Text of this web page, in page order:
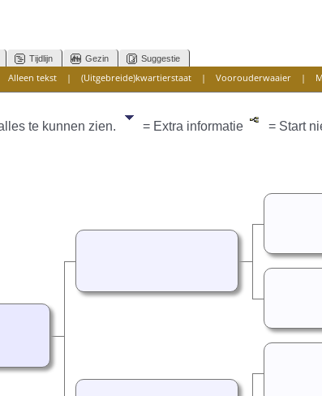
Tijdlijn Gezin Suggestie
Alleen tekst| (Uitgebreide)kwartierstaat| Voorouderwaaier|
te kunnen zien. = Extra informatie = Start